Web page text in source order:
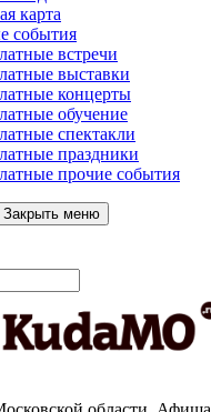
карта
события
встречи
выставки
концерты
обучение
спектакли
праздники
прочие события
Закрыть меню